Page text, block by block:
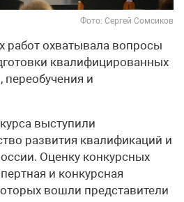
Фото: Сергей Сомсиков
работ охватывала вопросы
квалифицированных
переобучения и
выступили
развития квалификаций и
Оценку конкурсных
и конкурсная
вошли представители